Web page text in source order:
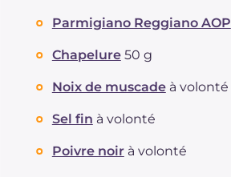
Parmigiano Reggiano AOP
Chapelure 50 g
Noix de muscade à volonté
Sel fin à volonté
Poivre noir à volonté